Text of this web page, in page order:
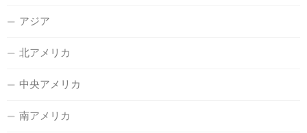
アジア
北アメリカ
中央アメリカ
南アメリカ